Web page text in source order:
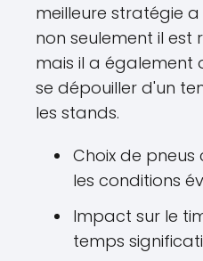
meilleure stratégie
non seulement il est
mais il a également
se dépouiller d'un
les stands.
Choix de
les conditions
Impact sur le
temps